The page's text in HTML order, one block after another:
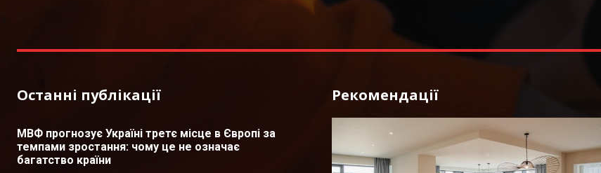
Останні публікації
МВФ прогнозує Україні третє місце в Європі за
темпами зростання: чому це не означає
багатство країни
Рекомендації